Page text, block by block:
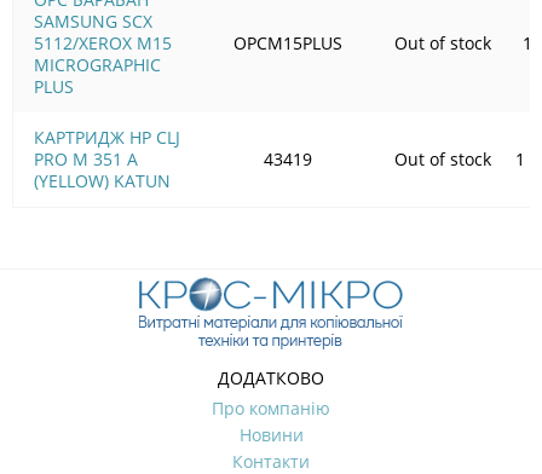
SAMSUNG SCX
5112/XEROX M15
MICROGRAPHIC
PLUS
КАРТРИДЖ HP CLJ
PRO M 351 A
(YELLOW) KATUN
OPCM15PLUS Out of stock
43419 Out of stock 1
ДОДАТКОВО
Про компанію
Новини
Контакти